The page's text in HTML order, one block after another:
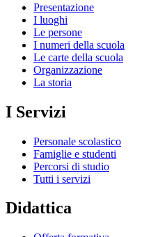
Presentazione
I luoghi
Le persone
I numeri della scuola
Le carte della scuola
Organizzazione
La storia
I Servizi
Personale scolastico
Famiglie e studenti
Percorsi di studio
Tutti i servizi
Didattica